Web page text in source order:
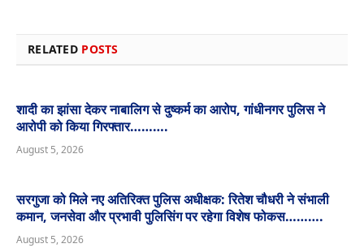
RELATED POSTS
शादी का झांसा देकर नाबालिग से दुष्कर्म का आरोप, गांधीनगर पुलिस ने
आरोपी को किया गिरफ्तार……….
August 5, 2026
सरगुजा को मिले नए अतिरिक्त पुलिस अधीक्षक: रितेश चौधरी ने संभाली
कमान, जनसेवा और प्रभावी पुलिसिंग पर रहेगा विशेष फोकस……….
August 5, 2026